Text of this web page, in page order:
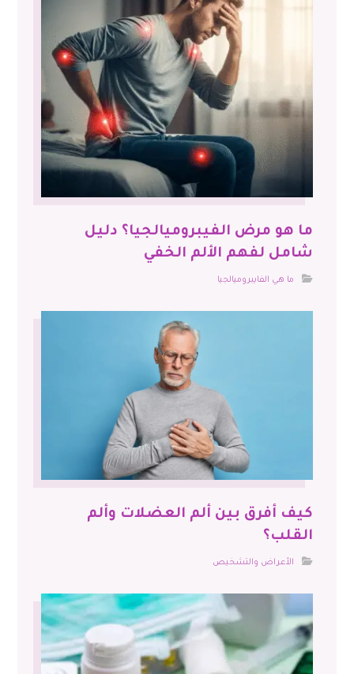
ما هو مرض الفيبروميالجيا؟ دليل
شامل لفهم الألم الخفي
ما هي الفايبروميالجيا
كيف أفرق بين ألم العضلات وألم
القلب؟
الأعراض والتشخيص